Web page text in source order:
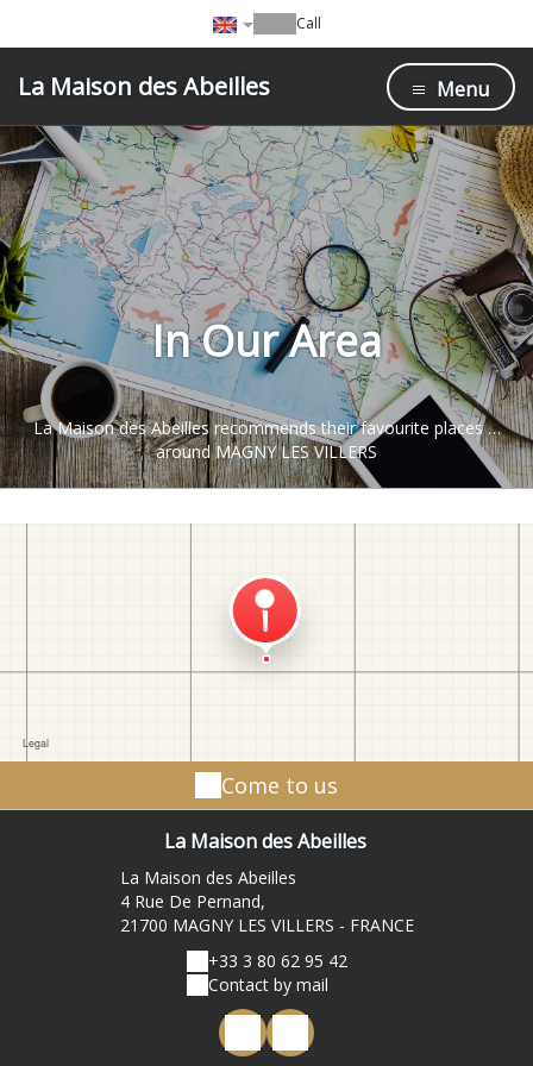
Call
La Maison des Abeilles Menu
In Our Area
La Maison des Abeilles recommends their favourite places …
around MAGNY LES VILLERS
Come to us
La Maison des Abeilles
La Maison des Abeilles
4 Rue De Pernand,
21700 MAGNY LES VILLERS - FRANCE
+33 3 80 62 95 42
Contact by mail